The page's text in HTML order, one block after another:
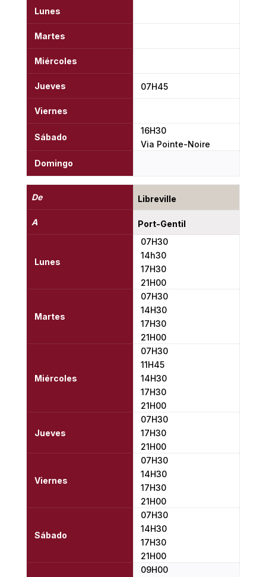
Lunes
Martes
Miércoles
Jueves
Viernes
Sábado
Domingo
07H45
16H30
Via Pointe-Noire
De
A
Lunes
Martes
Miércoles
Jueves
Viernes
Sábado
Libreville
Port-Gentil
07H30
14h30
17H30
21H00
07H30
14H30
17H30
21H00
07H30
11H45
14H30
17H30
21H00
07H30
17H30
21H00
07H30
14H30
17H30
21H00
07H30
14H30
17H30
21H00
09H00